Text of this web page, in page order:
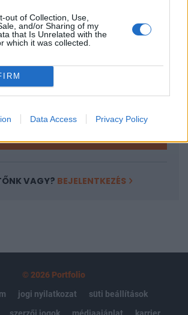
out of Collection, Use,
and/or Sharing of my
that Is Unrelated with the
which it was collected.
Data Access Privacy Policy
olvasása előfizetéses
kötött.
teljes cikkarchívum
VAGY? BEJELENTKEZÉS
© 2026 Portfolio
jogi nyilatkozat
süti beállítások
szerzői jogok médiaajánlat karrier